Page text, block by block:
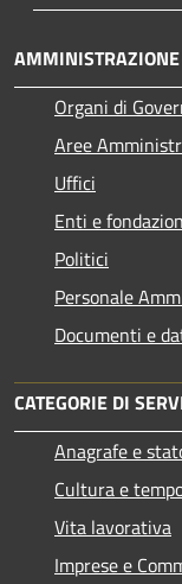
AMMINISTRAZIONE
Organi di
Aree
Uffici
Enti e
Politici
Personale
Documenti e
CATEGORIE DI
Anagrafe e
Cultura e
Vita lavorativa
Imprese e